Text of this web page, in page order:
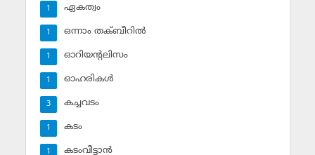
ഏകത്വം
1
ഒന്നാം തക്ബീറില്‍
1
ഓറിയന്റലിസം
1
ഓഹരികള്‍
1
കച്ചവടം
3
കടം
1
കടംവീട്ടാന്‍
1